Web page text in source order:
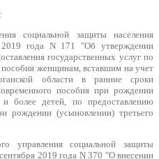
социальной защиты населения
2019 года N 171 "Об утверждении
государственных услуг по
женщинам, вставшим на учет
области в ранние сроки
пособия при рождении
более детей, по предоставлению
рождении (усыновлении) третьего
управления социальной защиты
2019 года N 370 "О внесении